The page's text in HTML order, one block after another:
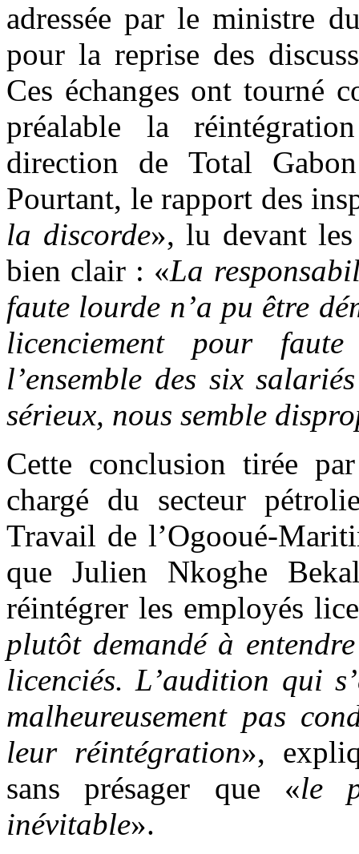
adressée par le ministre
pour la reprise des
Ces échanges ont tourné
préalable la
direction de Total
Pourtant, le rapport des
la discorde», lu devant
bien clair : «La
faute lourde n’a pu être
licenciement pour
l’ensemble des six
sérieux, nous semble
Cette conclusion tirée
chargé du secteur
Travail de l’Ogooué-
que Julien Nkoghe
réintégrer les employés
plutôt demandé à
licenciés. L’audition qui
malheureusement pas
leur réintégration»,
sans présager que «le
inévitable».